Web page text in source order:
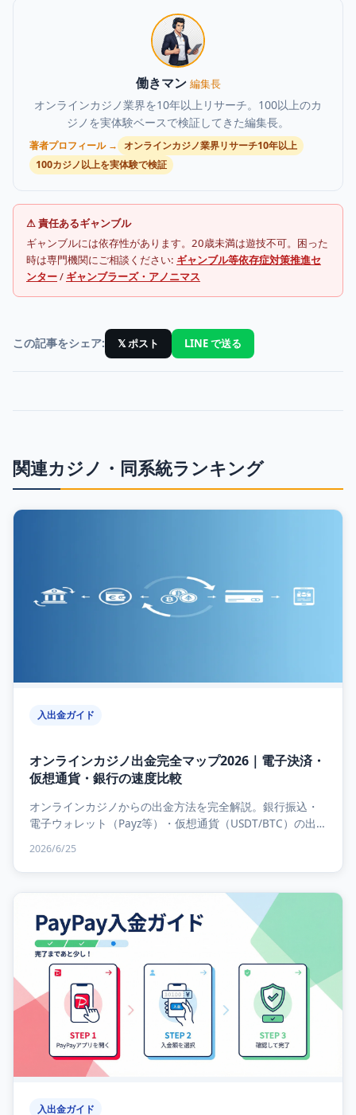
働きマン 編集長
オンラインカジノ業界を10年以上リサーチ。100以上のカ
ジノを実体験ベースで検証してきた編集長。
著者プロフィール →
オンラインカジノ業界リサーチ10年以上
100カジノ以上を実体験で検証
⚠ 責任あるギャンブル
ギャンブルには依存性があります。20歳未満は遊技不可。困った
時は専門機関にご相談ください: ギャンブル等依存症対策推進セ
ンター/ ギャンブラーズ・アノニマス
この記事をシェア: 𝕏 ポスト LINE で送る
関連カジノ・同系統ランキング
入出金ガイド
オンラインカジノ出金完全マップ2026｜電子決済・
仮想通貨・銀行の速度比較
オンラインカジノからの出金方法を完全解説。銀行振込・
電子ウォレット（Payz等）・仮想通貨（USDT/BTC）の出
2026/6/25
入出金ガイド